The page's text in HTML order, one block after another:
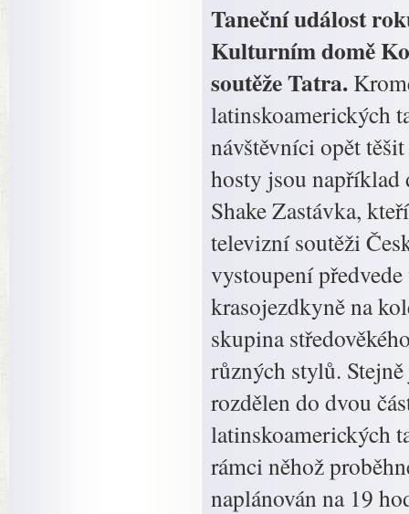
Taneční událost
Kulturním domě
soutěže Tatra.
latinskoamerických
návštěvníci opět
hosty jsou například
Shake Zastávka,
televizní soutěži
vystoupení
krasojezdkyně na
skupina
různých stylů.
rozdělen do dvou
latinskoamerických
rámci něhož
naplánován na 19